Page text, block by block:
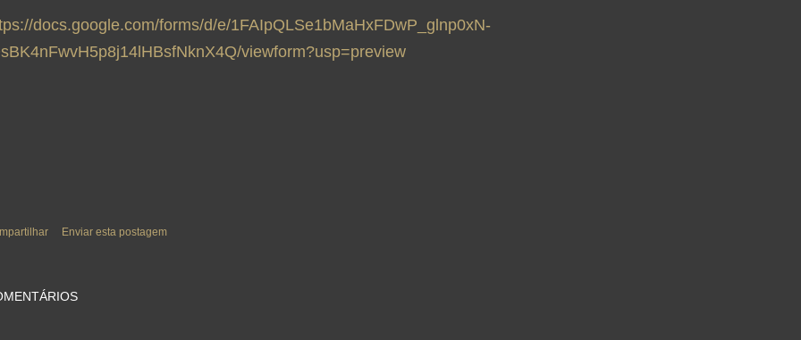
docs.google.com/forms/d/e/1FAIpQLSe1bMaHxFDwP_glnp0xN-
viewform?usp=preview
Enviar esta postagem